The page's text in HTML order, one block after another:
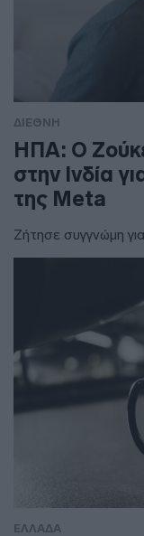
ΔΙΕΘΝΗ
ΗΠΑ: Ο
στην Ινδία
της Meta
Ζήτησε συγγνώμη
ΕΛΛΑΔΑ